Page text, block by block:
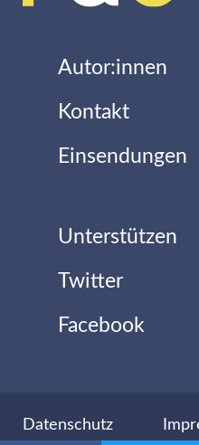
Autor:innen
Kontakt
Twitter
Unterstützen
Einsendungen
Facebook
Datenschutz